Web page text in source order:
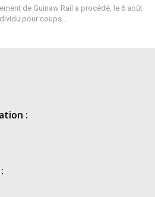
de Guinaw Rail a procédé, le 6 août
pour coups...
: